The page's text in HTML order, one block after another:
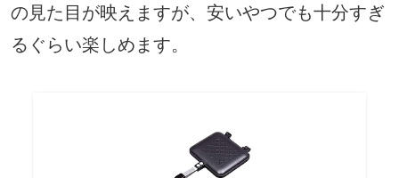
の見た目が映えますが、安いやつでも十分すぎ
るぐらい楽しめます。